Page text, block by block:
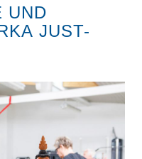
UND
JUST-